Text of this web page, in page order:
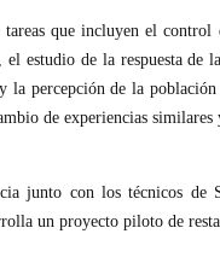
que incluyen el control
estudio de la respuesta de
la percepción de la
de experiencias
junto con los técnicos de
un proyecto piloto de